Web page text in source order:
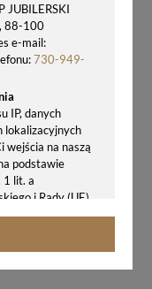
JUBILERSKI
88-100
e-mail:
730-949-
IP, danych
lokalizacyjnych
wejścia na naszą
podstawie
1 lit. a
i Rady (UE)
ochrony osób
danych
ZEGARKA